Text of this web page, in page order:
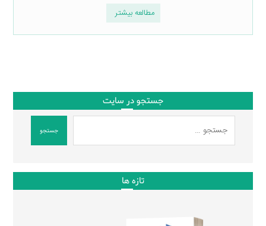
مطالعه بیشتر
جستجو در سایت
جستجو
تازه ها